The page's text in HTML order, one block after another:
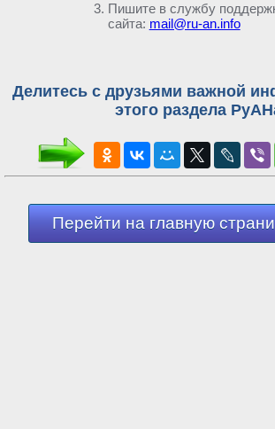
Пишите в службу
сайта: mail@ru-an.info
Делитесь с друзьями важной
этого раздела
Перейти на главную